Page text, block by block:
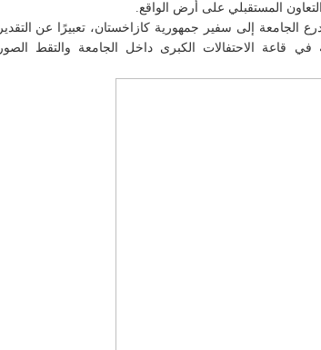
المستقبلي على أرض الواقع.
الجامعة إلى سفير جمهورية كازاخستان، تعبيرًا عن التقدير
في قاعة الاحتفالات الكبرى داخل الجامعة والتقط الصور